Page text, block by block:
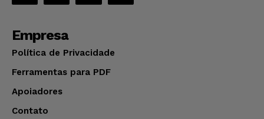
Empresa
Política de Privacidade
Ferramentas para PDF
Apoiadores
Contato